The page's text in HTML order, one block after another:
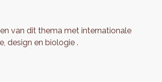
van dit thema met internationale
design en biologie .